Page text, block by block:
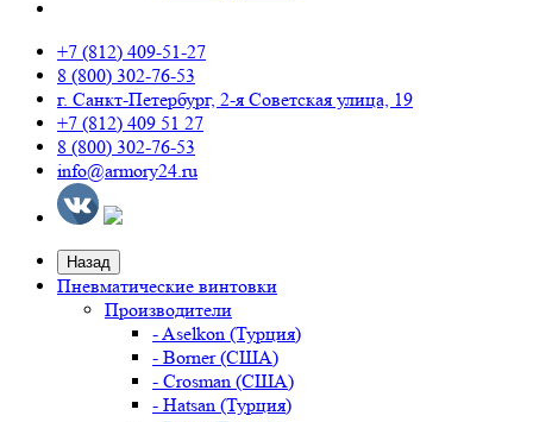
+7 (812) 409-51-27
8 (800) 302-76-53
г. Санкт-Петербург, 2-я Советская улица, 19
+7 (812) 409 51 27
8 (800) 302-76-53
info@armory24.ru
Назад
Пневматические винтовки
Производители
- Aselkon (Турция)
- Borner (США)
- Crosman (США)
- Hatsan (Турция)